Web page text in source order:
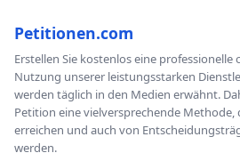
Petitionen.com
Erstellen Sie kostenlos eine
Nutzung unserer leistungsstarken
werden täglich in den Medien erwähnt.
Petition eine vielversprechende Methode,
erreichen und auch von
werden.